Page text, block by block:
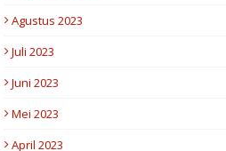
Agustus 2023
Juli 2023
Juni 2023
Mei 2023
April 2023